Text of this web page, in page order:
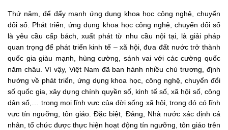
Thứ năm, để đẩy mạnh ứng dụng khoa học công nghệ, chuyển
đổi số. Phát triển, ứng dụng khoa học công nghệ, chuyển đổi số
là yêu cầu cấp bách, xuất phát từ nhu cầu nội tại, là giải pháp
quan trọng để phát triển kinh tế – xã hội, đưa đất nước trở thành
quốc gia giàu mạnh, hùng cường, sánh vai với các cường quốc
năm châu. Vì vậy, Việt Nam đã ban hành nhiều chủ trương, định
hướng về phát triển, ứng dụng khoa học, công nghệ, chuyển đổi
số quốc gia, xây dựng chính quyền số, kinh tế số, xã hội số, công
dân số,… trong mọi lĩnh vực của đời sống xã hội, trong đó có lĩnh
vực tín ngưỡng, tôn giáo. Đặc biệt, Đảng, Nhà nước xác định cá
nhân, tổ chức được thực hiện hoạt động tín ngưỡng, tôn giáo trên